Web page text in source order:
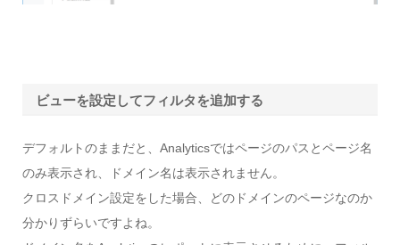
ビューを設定してフィルタを追加する
デフォルトのままだと、Analyticsではページのパスとページ名
のみ表示され、ドメイン名は表示されません。
クロスドメイン設定をした場合、どのドメインのページなのか
分かりずらいですよね。